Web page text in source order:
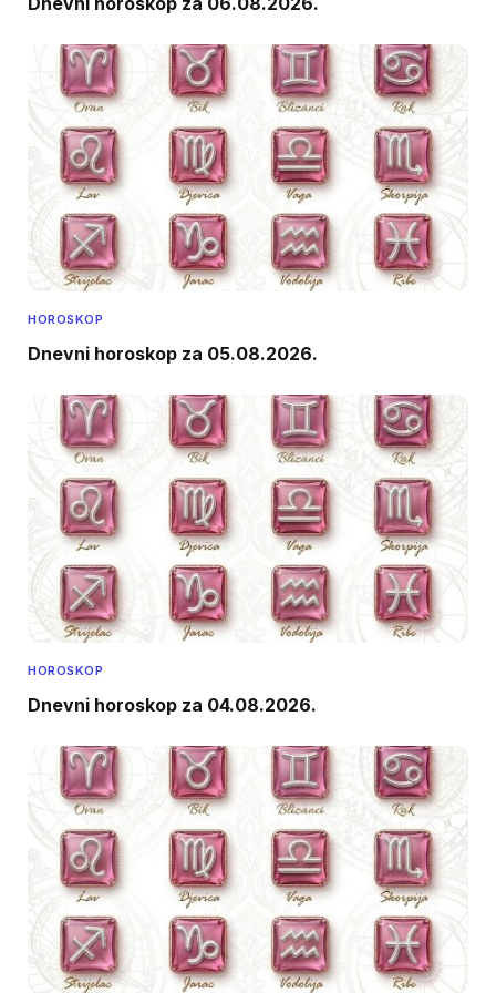
HOROSKOP
Dnevni horoskop za 05.08.2026.
HOROSKOP
Dnevni horoskop za 04.08.2026.